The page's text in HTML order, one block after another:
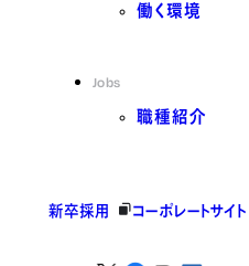
働く環境
Jobs
職種紹介
新卒採用 コーポレートサイト